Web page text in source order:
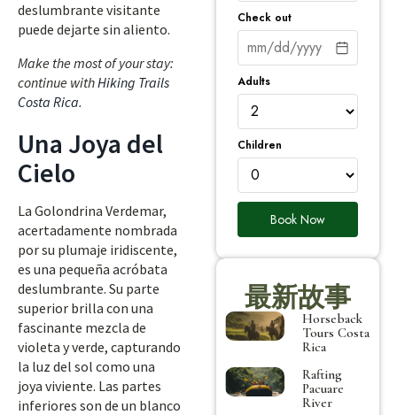
deslumbrante visitante
puede dejarte sin aliento.
Make the most of your stay:
continue withHiking Trails
Costa Rica.
Una Joya del
Cielo
La Golondrina Verdemar,
acertadamente nombrada
por su plumaje iridiscente,
es una pequeña acróbata
deslumbrante. Su parte
superior brilla con una
fascinante mezcla de
violeta y verde, capturando
la luz del sol como una
joya viviente. Las partes
inferiores son de un blanco
Check out
Adults
Children
Book Now
最新故事
Horseback
Tours Costa
Rica
Rafting
Pacuare
River